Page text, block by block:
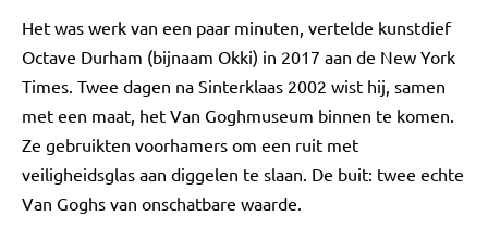
Het was werk van een paar minuten, vertelde kunstdief
Octave Durham (bijnaam Okki) in 2017 aan de New York
Times. Twee dagen na Sinterklaas 2002 wist hij, samen
met een maat, het Van Goghmuseum binnen te komen.
Ze gebruikten voorhamers om een ruit met
veiligheidsglas aan diggelen te slaan. De buit: twee echte
Van Goghs van onschatbare waarde.